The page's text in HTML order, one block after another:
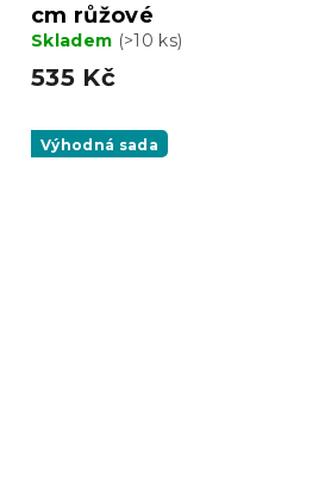
cm růžové
Skladem (>10 ks)
535 Kč
Výhodná sada